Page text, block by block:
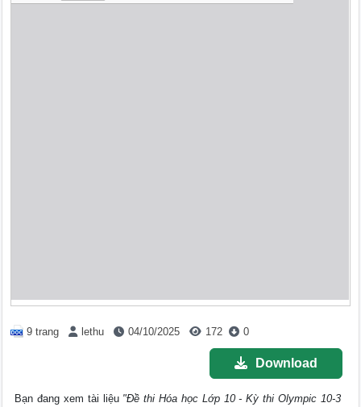
9 trang lethu 04/10/2025 172 0
Download
Bạn đang xem tài liệu "Đề thi Hóa học Lớp 10 - Kỳ thi Olympic 10-3